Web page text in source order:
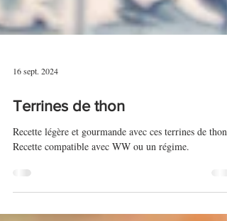
16 sept. 2024
Terrines de thon
Recette légère et gourmande avec ces terrines de thon.